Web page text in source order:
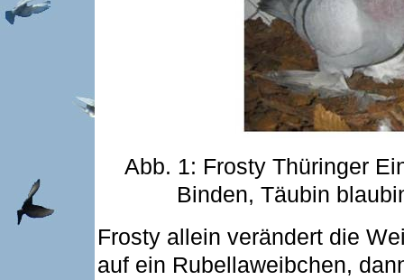
Abb. 1: Frosty Thüringer
Binden, Täubin
Frosty allein verändert die
auf ein Rubellaweibchen,